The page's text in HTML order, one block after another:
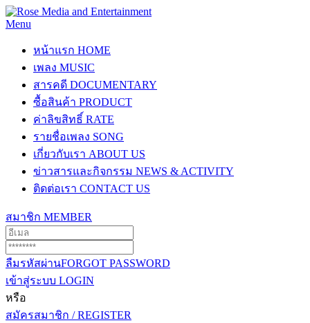
Menu
หน้าแรก HOME
เพลง MUSIC
สารคดี DOCUMENTARY
ซื้อสินค้า PRODUCT
ค่าลิขสิทธิ์ RATE
รายชื่อเพลง SONG
เกี่ยวกับเรา ABOUT US
ข่าวสารและกิจกรรม NEWS & ACTIVITY
ติดต่อเรา CONTACT US
สมาชิก MEMBER
ลืมรหัสผ่านFORGOT PASSWORD
เข้าสู่ระบบ LOGIN
หรือ
สมัครสมาชิก / REGISTER